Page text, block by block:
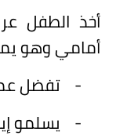
أخذ الطفل
أمامي وهو
- تفضل
- يسلمو